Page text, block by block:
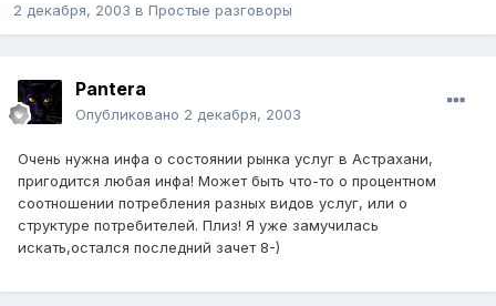
2 декабря, 2003 в Простые разговоры
Pantera
Опубликовано 2 декабря, 2003
Очень нужна инфа о состоянии рынка услуг в Астрахани,
пригодится любая инфа! Может быть что-то о процентном
соотношении потребления разных видов услуг, или о
структуре потребителей. Плиз! Я уже замучилась
искать,остался последний зачет 8-)